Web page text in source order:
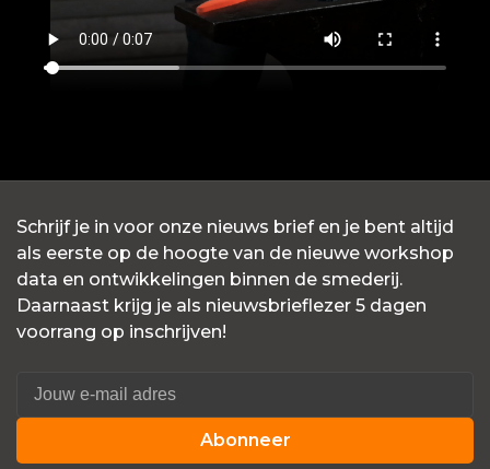
Schrijf je in voor onze nieuws brief en je bent altijd
als eerste op de hoogte van de nieuwe workshop
data en ontwikkelingen binnen de smederij.
Daarnaast krijg je als nieuwsbrieflezer 5 dagen
voorrang op inschrijven!
Abonneer